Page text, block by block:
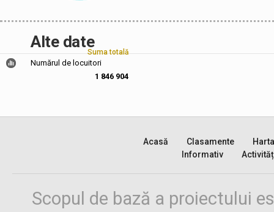
Alte date
Suma totală
Numărul de locuitori
1 846 904
Acasă Clasamente
Harta
Informativ
Scopul de bază a proiectului